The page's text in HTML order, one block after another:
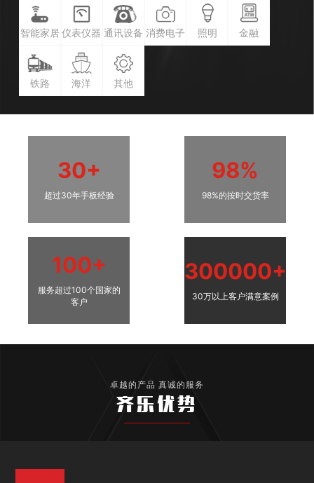
智能家居 仪表仪器 通讯设备 消费电子 照明 金融
铁路 海洋 其他
30+
超过30年手板经验
98%
98%的按时交货率
100+
服务超过100个国家的
客户
300000+
30万以上客户满意案例
卓越的产品 真诚的服务
齐乐优势